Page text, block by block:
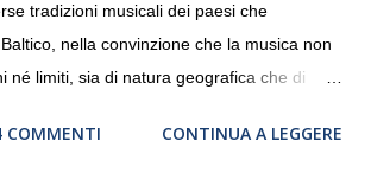
tradizioni musicali dei paesi che
nella convinzione che la musica non
né limiti, sia di natura geografica che di
a Heiden, in Germania, e toccherà, in
COMMENTI CONTINUA A LEGGERE